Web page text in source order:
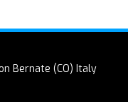
Bernate (CO) Italy